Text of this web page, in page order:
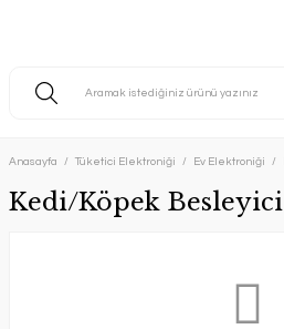
Anasayfa Tüketici Elektroniği Ev Elektroniği
Kedi/Köpek Besleyici